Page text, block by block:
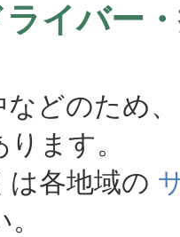
ライバー
どのため
ます。
各地域の